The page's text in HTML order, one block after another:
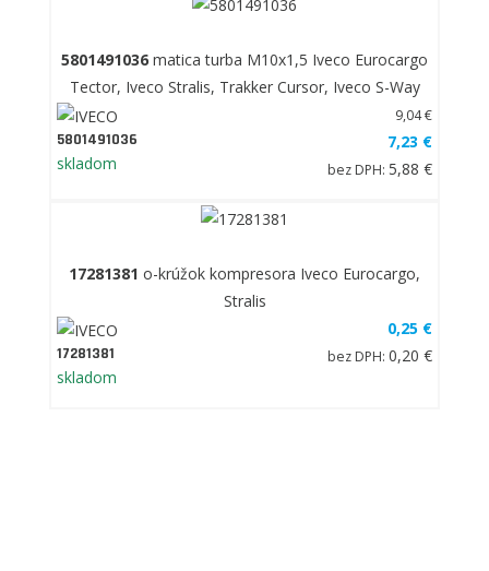
5801491036 matica turba M10x1,5 Iveco Eurocargo
Tector, Iveco Stralis, Trakker Cursor, Iveco S-Way
5801491036
skladom
9,04 €
7,23 €
bez DPH: 5,88 €
17281381 o-krúžok kompresora Iveco Eurocargo,
Stralis
17281381
skladom
0,25 €
bez DPH: 0,20 €